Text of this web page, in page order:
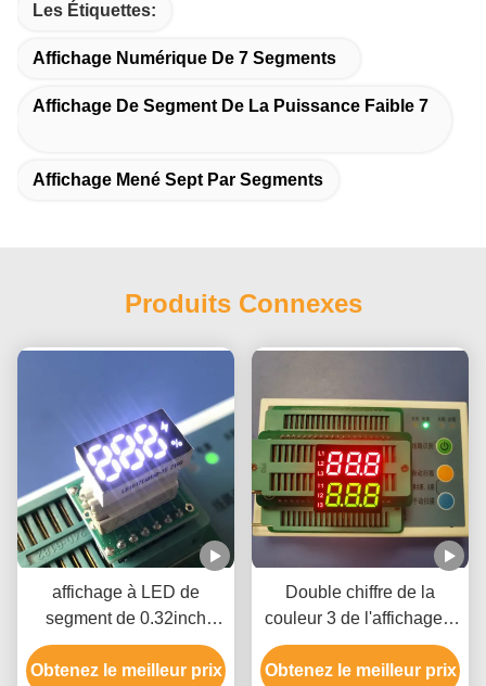
Les Étiquettes:
Affichage Numérique De 7 Segments
Affichage De Segment De La Puissance Faible 7
Affichage Mené Sept Par Segments
Produits Connexes
affichage à LED de
segment de 0.32inch
120mcd sept ROHS pour
la puissance
Obtenez le meilleur prix
Double chiffre de la
couleur 3 de l'affichage à
LED de segment de la
taille 7 de la rangée
Obtenez le meilleur prix